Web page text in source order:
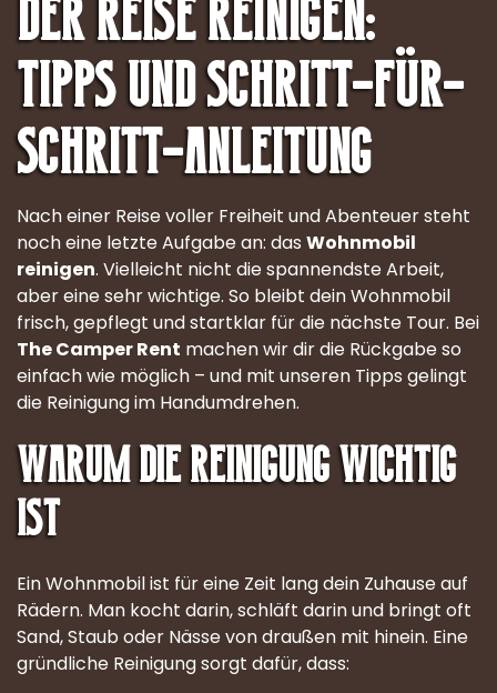
Tipps und Schritt-für-
Schritt-Anleitung
Nach einer Reise voller Freiheit und Abenteuer steht
noch eine letzte Aufgabe an: das Wohnmobil
reinigen. Vielleicht nicht die spannendste Arbeit,
aber eine sehr wichtige. So bleibt dein Wohnmobil
frisch, gepflegt und startklar für die nächste Tour. Bei
The Camper Rent machen wir dir die Rückgabe so
einfach wie möglich – und mit unseren Tipps gelingt
die Reinigung im Handumdrehen.
Warum die Reinigung wichtig
ist
Ein Wohnmobil ist für eine Zeit lang dein Zuhause auf
Rädern. Man kocht darin, schläft darin und bringt oft
Sand, Staub oder Nässe von draußen mit hinein. Eine
gründliche Reinigung sorgt dafür, dass: